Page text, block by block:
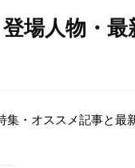
場人物・最
集・オススメ記事と最